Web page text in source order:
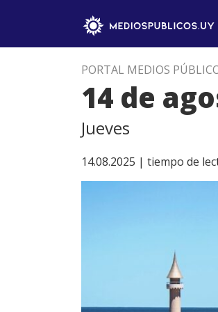
PORTAL MEDIOS
14 de
Jueves
14.08.2025 | tiempo de